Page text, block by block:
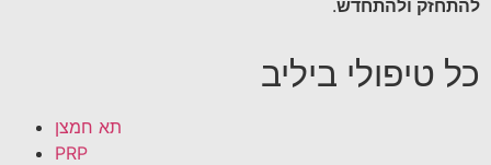
להתחזק ולהתחדש.
כל טיפולי ביליב
תא חמצן
PRP